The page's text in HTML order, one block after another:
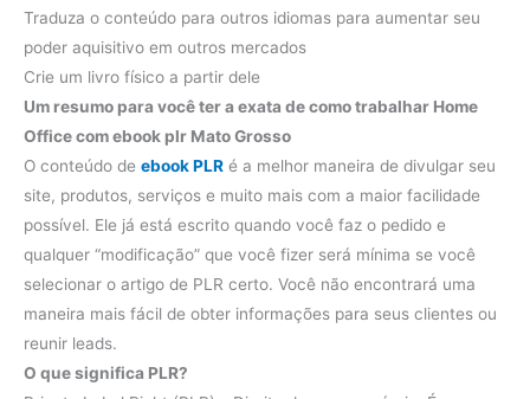
Traduza o conteúdo para outros idiomas para aumentar seu
poder aquisitivo em outros mercados
Crie um livro físico a partir dele
Um resumo para você ter a exata de como trabalhar Home
Office com ebook plr Mato Grosso
O conteúdo de ebook PLR ​​é a melhor maneira de divulgar seu
site, produtos, serviços e muito mais com a maior facilidade
possível. Ele já está escrito quando você faz o pedido e
qualquer “modificação” que você fizer será mínima se você
selecionar o artigo de PLR ​​certo. Você não encontrará uma
maneira mais fácil de obter informações para seus clientes ou
reunir leads.
O que significa PLR?